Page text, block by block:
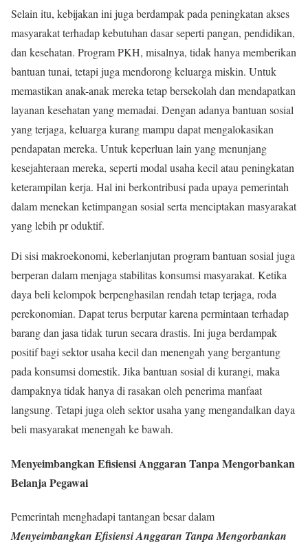
Selain itu, kebijakan ini juga berdampak pada peningkatan akses
masyarakat terhadap kebutuhan dasar seperti pangan, pendidikan,
dan kesehatan. Program PKH, misalnya, tidak hanya memberikan
bantuan tunai, tetapi juga mendorong keluarga miskin. Untuk
memastikan anak-anak mereka tetap bersekolah dan mendapatkan
layanan kesehatan yang memadai. Dengan adanya bantuan sosial
yang terjaga, keluarga kurang mampu dapat mengalokasikan
pendapatan mereka. Untuk keperluan lain yang menunjang
kesejahteraan mereka, seperti modal usaha kecil atau peningkatan
keterampilan kerja. Hal ini berkontribusi pada upaya pemerintah
dalam menekan ketimpangan sosial serta menciptakan masyarakat
yang lebih pr oduktif.
Di sisi makroekonomi, keberlanjutan program bantuan sosial juga
berperan dalam menjaga stabilitas konsumsi masyarakat. Ketika
daya beli kelompok berpenghasilan rendah tetap terjaga, roda
perekonomian. Dapat terus berputar karena permintaan terhadap
barang dan jasa tidak turun secara drastis. Ini juga berdampak
positif bagi sektor usaha kecil dan menengah yang bergantung
pada konsumsi domestik. Jika bantuan sosial di kurangi, maka
dampaknya tidak hanya di rasakan oleh penerima manfaat
langsung. Tetapi juga oleh sektor usaha yang mengandalkan daya
beli masyarakat menengah ke bawah.
Menyeimbangkan Efisiensi Anggaran Tanpa Mengorbankan
Belanja Pegawai
Pemerintah menghadapi tantangan besar dalam
Menyeimbangkan Efisiensi Anggaran Tanpa Mengorbankan